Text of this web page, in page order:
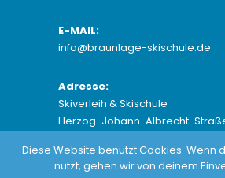
E-MAIL:
info@braunlage-skischule.de
Adresse:
Skiverleih & Skischule
Herzog-Johann-Albrecht-
Diese Website benutzt Cookies. Wenn
nutzt, gehen wir von deinem